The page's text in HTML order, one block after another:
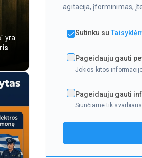
" yra
agitacija, įforminimas,
Sutinku su
Pageidauju gauti
Jokios kitos
Pageidauju gauti
Siunčiame tik